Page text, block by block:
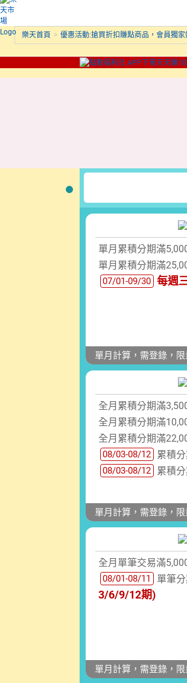
樂天首頁 > 優惠活動:搶買折扣賺點商品，會員獨
單月累積分期滿
單月累積分期滿
07/01-09/30 每週
單月計算，需登錄，
全月累積分期滿
全月累積分期滿
全月累積分期滿
08/03-08/12 累積
08/03-08/12 累積
單月計算，需登錄，
全月單筆交易滿
08/01-08/11 單筆
3/6/9/12期)
單月計算，需登錄，